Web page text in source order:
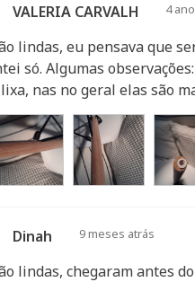
VALERIA CARVALHO 4
lindas, eu pensava que
só. Algumas
nas no geral elas são
Dinah 9 meses atrás
lindas, chegaram antes